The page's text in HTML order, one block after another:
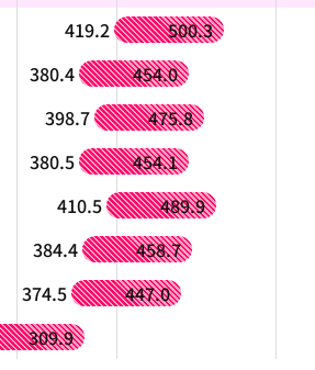
419.2 500.3
380.4 454.0
398.7 475.8
380.5 454.1
410.5 489.9
384.4 458.7
374.5 447.0
309.9